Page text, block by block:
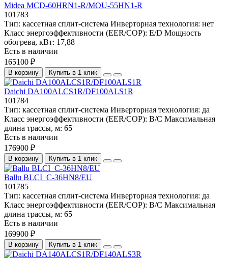
Midea MCD-60HRN1-R/MOU-55HN1-R
101783
Тип: кассетная сплит-система Инверторная технология: нет
Класс энергоэффективности (EER/COP): E/D Мощность
обогрева, кВт: 17,88
Есть в наличии
165100 ₽
В корзину Купить в 1 клик
Daichi DA100ALCS1R/DF100ALS1R
101784
Тип: кассетная сплит-система Инверторная технология: да
Класс энергоэффективности (EER/COP): B/C Максимальная
длина трассы, м: 65
Есть в наличии
176900 ₽
В корзину Купить в 1 клик
Ballu BLCI_C-36HN8/EU
101785
Тип: кассетная сплит-система Инверторная технология: да
Класс энергоэффективности (EER/COP): B/C Максимальная
длина трассы, м: 65
Есть в наличии
169900 ₽
В корзину Купить в 1 клик